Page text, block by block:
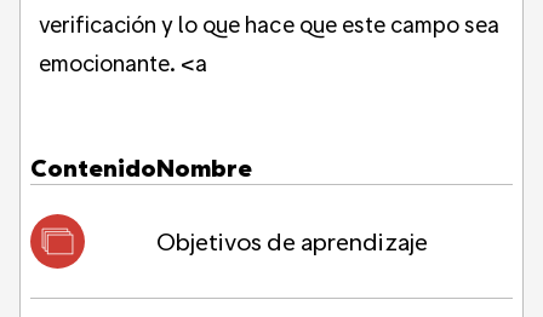
verificación y lo que hace que este campo sea
emocionante. <a
ContenidoNombre
Objetivos de aprendizaje